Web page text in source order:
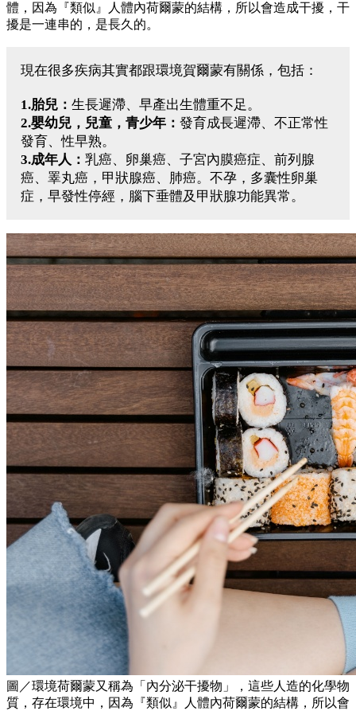
體，因為『類似』人體內荷爾蒙的結構，所以會造成干擾，干
擾是一連串的，是長久的。
現在很多疾病其實都跟環境賀爾蒙有關係，包括：
1.胎兒： 生長遲滯、早產出生體重不足。
2.嬰幼兒，兒童，青少年： 發育成長遲滯、不正常性
發育、性早熟。
3.成年人： 乳癌、卵巢癌、子宮內膜癌症、前列腺
癌、睪丸癌，甲狀腺癌、肺癌。不孕，多囊性卵巢
症，早發性停經，腦下垂體及甲狀腺功能異常。
圖／環境荷爾蒙又稱為「內分泌干擾物」，這些人造的化學物
質，存在環境中，因為『類似』人體內荷爾蒙的結構，所以會